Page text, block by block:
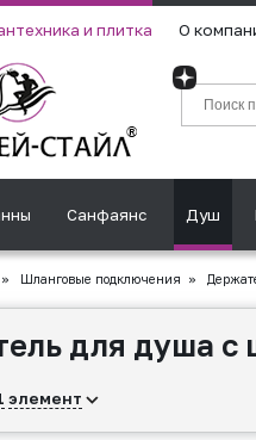
и плитка О
Санфаянс Душ
» Шланговые подключения »
для душа с
элемент